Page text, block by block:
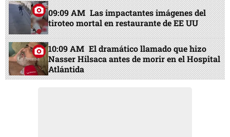
09:09 AM Las impactantes imágenes del
tiroteo mortal en restaurante de EE UU
10:09 AM El dramático llamado que hizo
Nasser Hilsaca antes de morir en el Hospital
Atlántida